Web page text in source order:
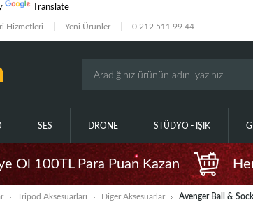
Translate
Hizmetleri Yeni Ürünler 0 212 511 99 44
SES DRONE STÜDYO - IŞIK
Ol 100TL Para Puan Kazan
Tripod Aksesuarları Diğer Aksesuarlar Avenger Ball &